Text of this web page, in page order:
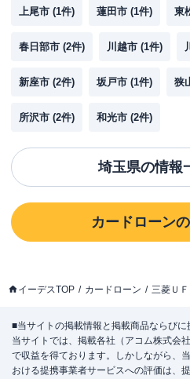
上尾市 (1件) 蓮田市 (1件) 東
春日部市 (2件) 川越市 (1件)
新座市 (2件) 坂戸市 (1件) 狭
所沢市 (2件) 和光市 (2件)
埼玉県の情報
カードローン
イーデスTOP カードローン 三菱Ｕ
■当サイトの掲載情報と掲載商品ならび
当サイトでは、掲載各社（アコム株式会
で収益を得ております。しかしながら、
おける提携事業者サービスへの評価は、